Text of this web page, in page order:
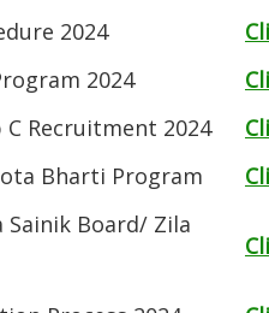
2024
2024
Recruitment 2024
Bharti Program
Board/ Zila